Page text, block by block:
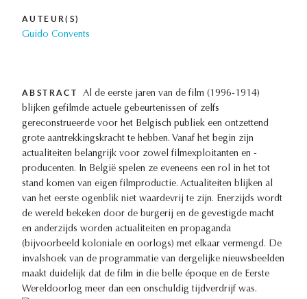
AUTEUR(S)
Guido Convents
ABSTRACT
Al de eerste jaren van de film (1996-1914)
blijken gefilmde actuele gebeurtenissen of zelfs
gereconstrueerde voor het Belgisch publiek een ontzettend
grote aantrekkingskracht te hebben. Vanaf het begin zijn
actualiteiten belangrijk voor zowel filmexploitanten en -
producenten. In België spelen ze eveneens een rol in het tot
stand komen van eigen filmproductie. Actualiteiten blijken al
van het eerste ogenblik niet waardevrij te zijn. Enerzijds wordt
de wereld bekeken door de burgerij en de gevestigde macht
en anderzijds worden actualiteiten en propaganda
(bijvoorbeeld koloniale en oorlogs) met elkaar vermengd. De
invalshoek van de programmatie van dergelijke nieuwsbeelden
maakt duidelijk dat de film in die belle époque en de Eerste
Wereldoorlog meer dan een onschuldig tijdverdrijf was.